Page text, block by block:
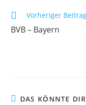
Vorheriger
BVB – Bayern
DAS KÖNNTE